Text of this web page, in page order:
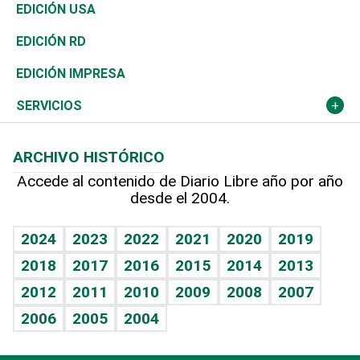
Reportajes
África
Ocenanía
Caribe
Resto del mundo
Vivienda
Telecom.
Global y variable
Economía personal
Buena Vida
Sociales
Novedades
Podcast Arte Libre
Hablando con el pediatra
Vida y familia
Eñe
Celebrando la vida
Sin complejos
Ciclismo
Tenis
Olimpismo
Más deportes
TBT Deportivo
En Directo
El Espía
Noticiero Poteleche
Columnistas
Más firmas
Tecnología
Historia
Martes de tecnología
Cambio climático
Economía
Revista
Deportes
Opinión
Hecho en casa
Guía del dinero
EDICIÓN USA
EDICIÓN RD
EDICIÓN IMPRESA
SERVICIOS
Cumpleaños
Horóscopos
Crucigramas
ARCHIVO HISTÓRICO
Accede al contenido de Diario Libre año por año
desde el 2004.
2024 2023 2022 2021 2020
2019
2018
2017 2016 2015 2014
2013
2012
2011 2010 2009 2008
2007
2006
2005 2004